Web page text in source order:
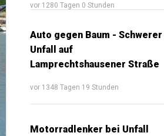
vor 1280 Tagen 0 Stunden
Auto gegen Baum - Schwerer
Unfall auf
Lamprechtshausener Straße
vor 1348 Tagen 19 Stunden
Motorradlenker bei Unfall